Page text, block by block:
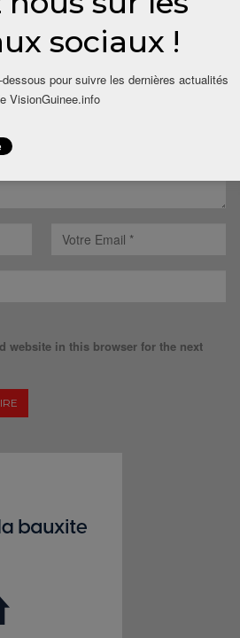
email ne sera pas publiée.
website in this browser for the next
sociaux !
pour suivre les dernières actualités
VisionGuinee.info